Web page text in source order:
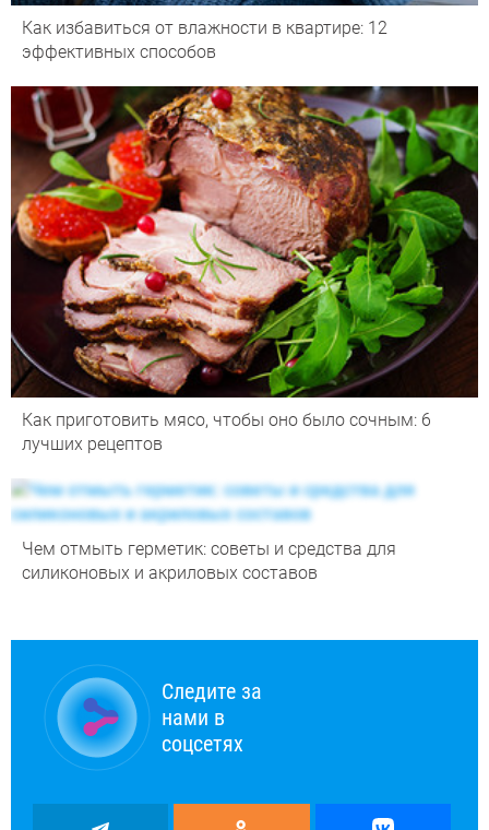
Как избавиться от влажности в квартире: 12
эффективных способов
Как приготовить мясо, чтобы оно было сочным: 6
лучших рецептов
Чем отмыть герметик: советы и средства для
силиконовых и акриловых составов
Следите за
нами в
соцсетях